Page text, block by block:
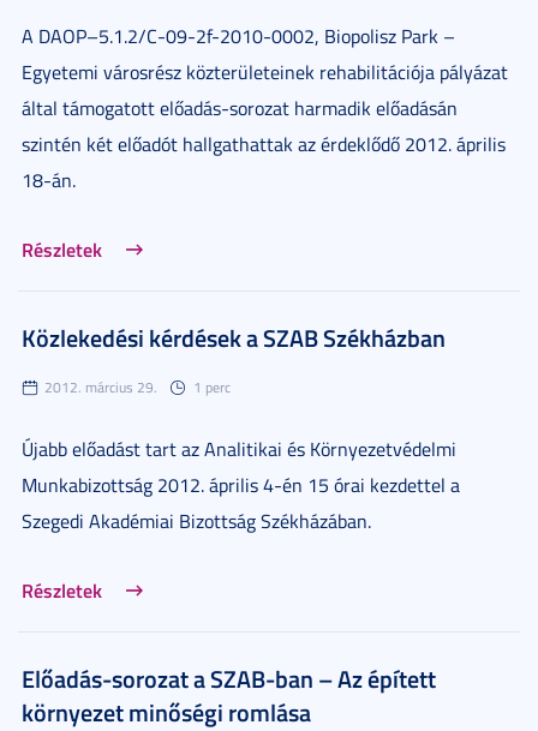
A DAOP–5.1.2/C-09-2f-2010-0002, Biopolisz Park –
Egyetemi városrész közterületeinek rehabilitációja pályázat
által támogatott előadás-sorozat harmadik előadásán
szintén két előadót hallgathattak az érdeklődő 2012. április
18-án.
Részletek
Közlekedési kérdések a SZAB Székházban
2012. március 29. 1 perc
Újabb előadást tart az Analitikai és Környezetvédelmi
Munkabizottság 2012. április 4-én 15 órai kezdettel a
Szegedi Akadémiai Bizottság Székházában.
Részletek
Előadás-sorozat a SZAB-ban – Az épített
környezet minőségi romlása